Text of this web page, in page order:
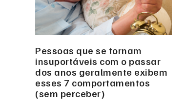
Pessoas que se tornam
insuportáveis com o passar
dos anos geralmente exibem
esses 7 comportamentos
(sem perceber)